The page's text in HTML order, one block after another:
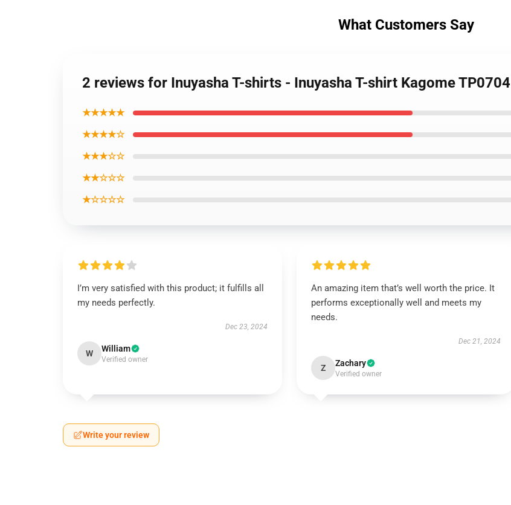
What Customers Say
2 reviews for Inuyasha T-shirts - Inuyasha T-shirt Kagome TP0704
★★★★★
★★★★☆
★★★☆☆
★★☆☆☆
★☆☆☆☆
I’m very satisfied with this product; it fulfills all
my needs perfectly.
Dec 23, 2024
W William
Verified owner
An amazing item that’s well worth the price. It
performs exceptionally well and meets my
needs.
Dec 21, 2024
Z Zachary
Verified owner
Write your review